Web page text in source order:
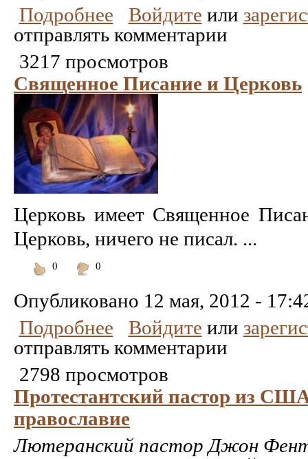
Подробнее
Войдите или
отправлять комментарии
3217 просмотров
Священное Писание и Церковь
Церковь имеет Священное
Церковь, ничего не писал. ...
0
0
Опубликовано 12 мая, 2012 -
Подробнее
Войдите или
отправлять комментарии
2798 просмотров
Протестантский пастор из
православие
Лютеранский пастор Джон